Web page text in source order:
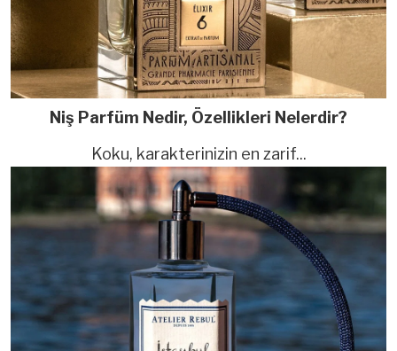
Niş Parfüm Nedir, Özellikleri Nelerdir?
Koku, karakterinizin en zarif...